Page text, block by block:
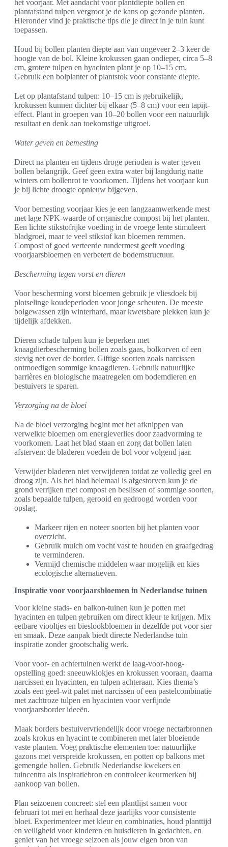
het voorjaar. Met aandacht voor plantdiepte bollen en
plantafstand tulpen vergroot je de kans op gezonde planten.
Hieronder vind je praktische tips die je direct in je tuin kunt
toepassen.
Houd bij bollen planten diepte aan van ongeveer 2–3 keer de
hoogte van de bol. Kleine krokussen gaan ondieper, circa 5–8
cm, grotere tulpen en hyacinten plant je op 10–15 cm.
Gebruik een bolplanter of plantstok voor constante diepte.
Let op plantafstand tulpen: 10–15 cm is gebruikelijk,
krokussen kunnen dichter bij elkaar (5–8 cm) voor een tapijt-
effect. Plant in groepen van 10–20 bollen voor een natuurlijk
resultaat en denk aan toekomstige uitgroei.
Water geven en bemesting
Direct na planten en tijdens droge perioden is water geven
bollen belangrijk. Geef geen extra water bij langdurig natte
winters om bollenrot te voorkomen. Tijdens het voorjaar kun
je bij lichte droogte opnieuw bijgeven.
Voor bemesting voorjaar kies je een langzaamwerkende mest
met lage NPK-waarde of organische compost bij het planten.
Een lichte stikstofrijke voeding in de vroege lente stimuleert
bladgroei, maar te veel stikstof kan bloemen remmen.
Compost of goed verteerde rundermest geeft voeding
voorjaarsbloemen en verbetert de bodemstructuur.
Bescherming tegen vorst en dieren
Voor bescherming vorst bloemen gebruik je vliesdoek bij
plotselinge koudeperioden voor jonge scheuten. De meeste
bolgewassen zijn winterhard, maar kwetsbare plekken kun je
tijdelijk afdekken.
Dieren schade tulpen kun je beperken met
knaagdierbescherming bollen zoals gaas, bolkorven of een
stevig net over de border. Giftige soorten zoals narcissen
ontmoedigen sommige knaagdieren. Gebruik natuurlijke
barrières en biologische maatregelen om bodemdieren en
bestuivers te sparen.
Verzorging na de bloei
Na de bloei verzorging begint met het afknippen van
verwelkte bloemen om energieverlies door zaadvorming te
voorkomen. Laat het blad staan en zorg dat bollen laten
afsterven: de bladeren voeden de bol voor volgend jaar.
Verwijder bladeren niet verwijderen totdat ze volledig geel en
droog zijn. Als het blad helemaal is afgestorven kun je de
grond verrijken met compost en beslissen of sommige soorten,
zoals bepaalde tulpen, gerooid en gedroogd worden voor
opslag.
Markeer rijen en noteer soorten bij het planten voor
overzicht.
Gebruik mulch om vocht vast te houden en graafgedrag
te verminderen.
Vermijd chemische middelen waar mogelijk en kies
ecologische alternatieven.
Inspiratie voor voorjaarsbloemen in Nederlandse tuinen
Voor kleine stads- en balkon-tuinen kun je potten met
hyacinten en tulpen gebruiken om direct kleur te krijgen. Mix
eetbare viooltjes en bieslookbloemen in dezelfde pot voor sier
en smaak. Deze aanpak biedt directe Nederlandse tuin
inspiratie zonder grootschalig werk.
Voor voor- en achtertuinen werkt de laag-voor-hoog-
opstelling goed: sneeuwklokjes en krokussen vooraan, daarna
narcissen en hyacinten, en tulpen achteraan. Kies thema’s
zoals een geel-wit palet met narcissen of een pastelcombinatie
met zachtroze tulpen en hyacinten voor verfijnde
voorjaarsborder ideeën.
Maak borders bestuivervriendelijk door vroege nectarbronnen
zoals krokus en hyacint te combineren met later bloeiende
vaste planten. Voeg praktische elementen toe: natuurlijke
gazons met verspreide krokussen, en potten op balkons met
gemengde bollen. Gebruik Nederlandse kwekers en
tuincentra als inspiratiebron en controleer keurmerken bij
aankoop van bollen.
Plan seizoenen concreet: stel een plantlijst samen voor
februari tot mei en herhaal deze jaarlijks voor consistente
bloei. Experimenteer met kleur en combinaties, houd planttijd
en veiligheid voor kinderen en huisdieren in gedachten, en
geniet van het vroege seizoen als jouw eigen bron van